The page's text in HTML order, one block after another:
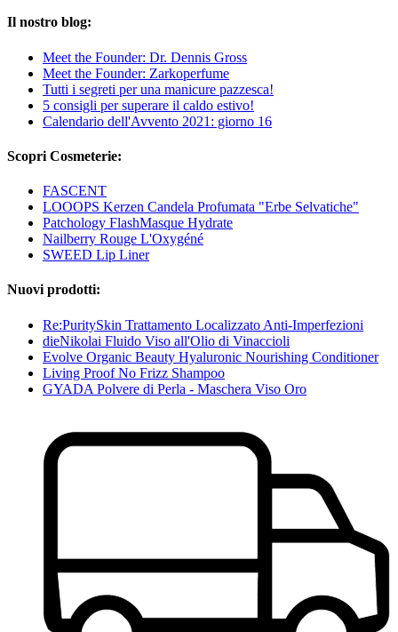
Il nostro blog:
Meet the Founder: Dr. Dennis Gross
Meet the Founder: Zarkoperfume
Tutti i segreti per una manicure pazzesca!
5 consigli per superare il caldo estivo!
Calendario dell'Avvento 2021: giorno 16
Scopri Cosmeterie:
FASCENT
LOOOPS Kerzen Candela Profumata "Erbe Selvatiche"
Patchology FlashMasque Hydrate
Nailberry Rouge L'Oxygéné
SWEED Lip Liner
Nuovi prodotti:
Re:PuritySkin Trattamento Localizzato Anti-Imperfezioni
dieNikolai Fluido Viso all'Olio di Vinaccioli
Evolve Organic Beauty Hyaluronic Nourishing Conditioner
Living Proof No Frizz Shampoo
GYADA Polvere di Perla - Maschera Viso Oro